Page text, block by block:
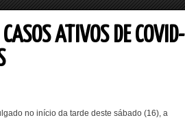
ATIVOS DE COVID-
no início da tarde deste sábado (16), a